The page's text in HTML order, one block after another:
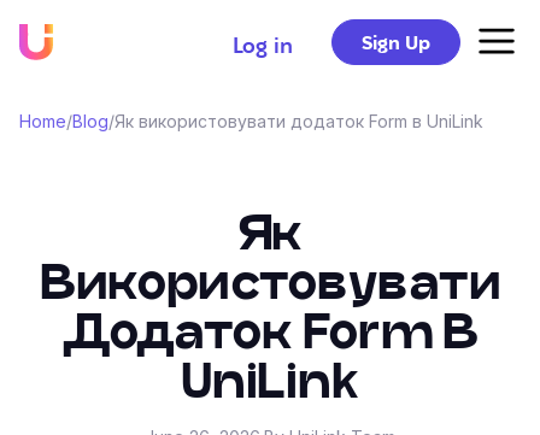
Log in Sign Up
Home/Blog/Як використовувати додаток Form в UniLink
Як
Використовувати
Додаток Form В
UniLink